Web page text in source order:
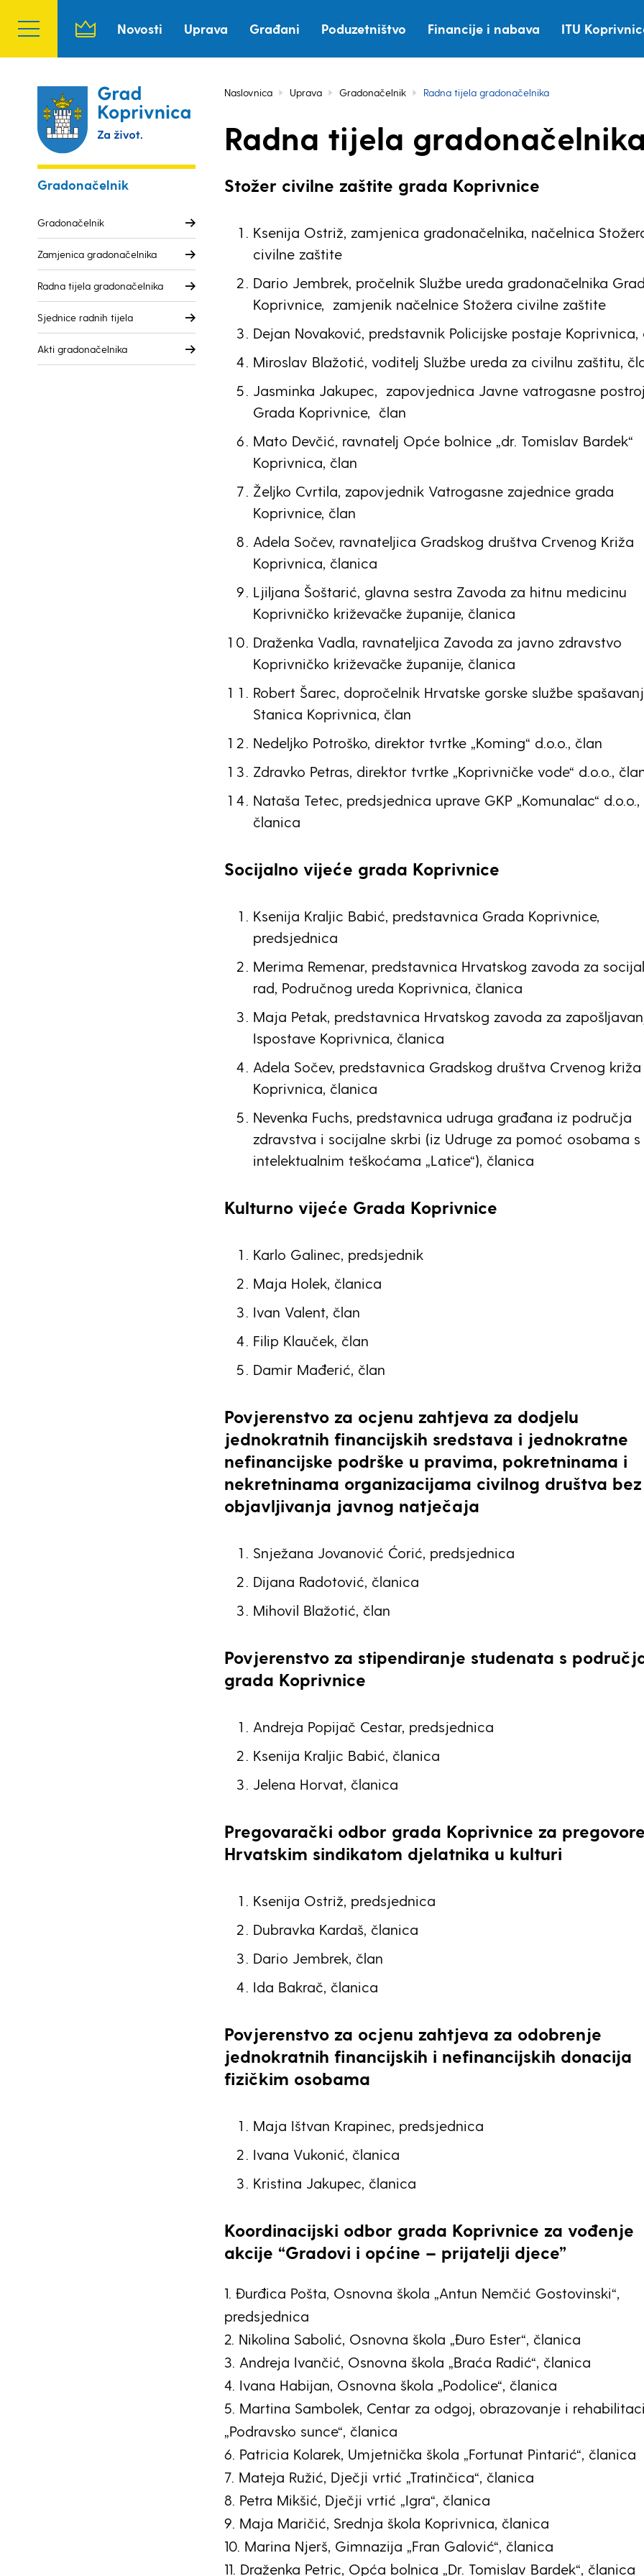
Novosti Uprava Građani Poduzetništvo Financije i nabava ITU
Gradonačelnik
Gradonačelnik
Zamjenica gradonačelnika
Radna tijela gradonačelnika
Sjednice radnih tijela
Akti gradonačelnika
Naslovnica Uprava Gradonačelnik Radna tijela gradonačelnika
Radna tijela
Stožer civilne zaštite grada Koprivnice
Ksenija Ostriž, zamjenica gradonačelnika, načelnica
civilne zaštite
Dario Jembrek, pročelnik Službe ureda gradonačelnika
Koprivnice, zamjenik načelnice Stožera civilne zaštite
Dejan Novaković, predstavnik Policijske postaje Koprivnica,
Miroslav Blažotić, voditelj Službe ureda za civilnu zaštitu,
Jasminka Jakupec, zapovjednica Javne vatrogasne
Grada Koprivnice, član
Mato Devčić, ravnatelj Opće bolnice „dr. Tomislav Bardek“
Koprivnica, član
Željko Cvrtila, zapovjednik Vatrogasne zajednice grada
Koprivnice, član
Adela Sočev, ravnateljica Gradskog društva Crvenog Križa
Koprivnica, članica
Ljiljana Šoštarić, glavna sestra Zavoda za hitnu medicinu
Koprivničko križevačke županije, članica
Draženka Vadla, ravnateljica Zavoda za javno zdravstvo
Koprivničko križevačke županije, članica
Robert Šarec, dopročelnik Hrvatske gorske službe
Stanica Koprivnica, član
Nedeljko Potroško, direktor tvrtke „Koming“ d.o.o., član
Zdravko Petras, direktor tvrtke „Koprivničke vode“ d.o.o.,
Nataša Tetec, predsjednica uprave GKP „Komunalac“ d.o.o.,
članica
Socijalno vijeće grada Koprivnice
Ksenija Kraljic Babić, predstavnica Grada Koprivnice,
predsjednica
Merima Remenar, predstavnica Hrvatskog zavoda za
rad, Područnog ureda Koprivnica, članica
Maja Petak, predstavnica Hrvatskog zavoda za
Ispostave Koprivnica, članica
Adela Sočev, predstavnica Gradskog društva Crvenog križa
Koprivnica, članica
Nevenka Fuchs, predstavnica udruga građana iz područja
zdravstva i socijalne skrbi (iz Udruge za pomoć osobama s
intelektualnim teškoćama „Latice“), članica
Kulturno vijeće Grada Koprivnice
Karlo Galinec, predsjednik
Maja Holek, članica
Ivan Valent, član
Filip Klauček, član
Damir Mađerić, član
Povjerenstvo za ocjenu zahtjeva za dodjelu
jednokratnih financijskih sredstava i jednokratne
nefinancijske podrške u pravima, pokretninama i
nekretninama organizacijama civilnog društva bez
objavljivanja javnog natječaja
Snježana Jovanović Ćorić, predsjednica
Dijana Radotović, članica
Mihovil Blažotić, član
Povjerenstvo za stipendiranje studenata s
grada Koprivnice
Andreja Popijač Cestar, predsjednica
Ksenija Kraljic Babić, članica
Jelena Horvat, članica
Pregovarački odbor grada Koprivnice za
Hrvatskim sindikatom djelatnika u kulturi
Ksenija Ostriž, predsjednica
Dubravka Kardaš, članica
Dario Jembrek, član
Ida Bakrač, članica
Povjerenstvo za ocjenu zahtjeva za odobrenje
jednokratnih financijskih i nefinancijskih donacija
fizičkim osobama
Maja Ištvan Krapinec, predsjednica
Ivana Vukonić, članica
Kristina Jakupec, članica
Koordinacijski odbor grada Koprivnice za vođenje
akcije “Gradovi i općine – prijatelji djece”
1. Đurđica Pošta, Osnovna škola „Antun Nemčić Gostovinski“,
predsjednica
2. Nikolina Sabolić, Osnovna škola „Đuro Ester“, članica
3. Andreja Ivančić, Osnovna škola „Braća Radić“, članica
4. Ivana Habijan, Osnovna škola „Podolice“, članica
5. Martina Sambolek, Centar za odgoj, obrazovanje i
„Podravsko sunce“, članica
6. Patricia Kolarek, Umjetnička škola „Fortunat Pintarić“, članica
7. Mateja Ružić, Dječji vrtić „Tratinčica“, članica
8. Petra Mikšić, Dječji vrtić „Igra“, članica
9. Maja Maričić, Srednja škola Koprivnica, članica
10. Marina Njerš, Gimnazija „Fran Galović“, članica
11. Draženka Petric, Opća bolnica „Dr. Tomislav Bardek“, članica